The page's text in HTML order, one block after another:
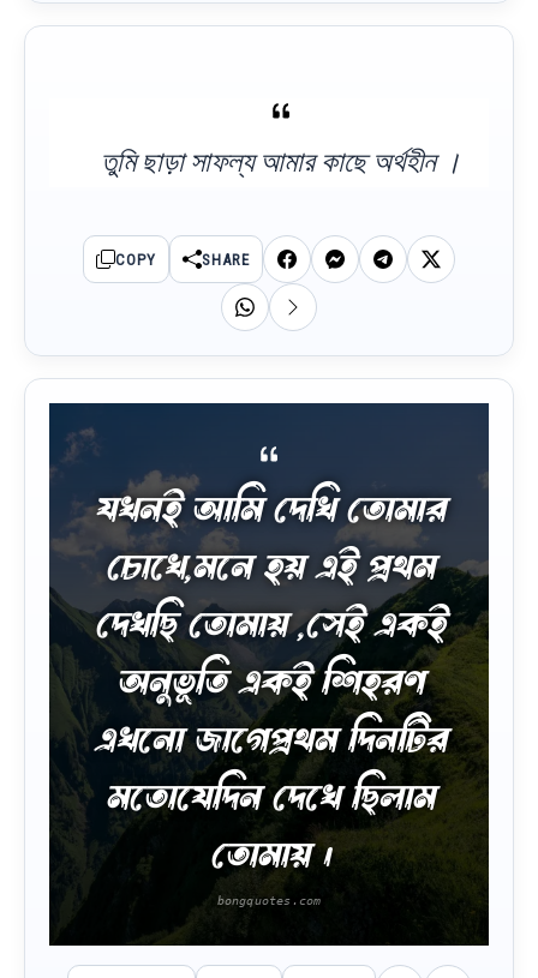
তুমি ছাড়া সাফল্য আমার কাছে অর্থহীন ।
COPY SHARE
যখনই আমি দেখি তোমার
চোখে,মনে হয় এই প্রথম
দেখছি তোমায় ,সেই একই
অনুভূতি একই শিহরণ
এখনো জাগেপ্রথম দিনটির
মতোযেদিন দেখে ছিলাম
তোমায় ।